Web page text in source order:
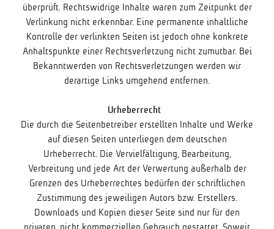
überprüft. Rechtswidrige Inhalte waren zum Zeitpunkt der
Verlinkung nicht erkennbar. Eine permanente inhaltliche
Kontrolle der verlinkten Seiten ist jedoch ohne konkrete
Anhaltspunkte einer Rechtsverletzung nicht zumutbar. Bei
Bekanntwerden von Rechtsverletzungen werden wir
derartige Links umgehend entfernen.
Urheberrecht
Die durch die Seitenbetreiber erstellten Inhalte und Werke
auf diesen Seiten unterliegen dem deutschen
Urheberrecht. Die Vervielfältigung, Bearbeitung,
Verbreitung und jede Art der Verwertung außerhalb der
Grenzen des Urheberrechtes bedürfen der schriftlichen
Zustimmung des jeweiligen Autors bzw. Erstellers.
Downloads und Kopien dieser Seite sind nur für den